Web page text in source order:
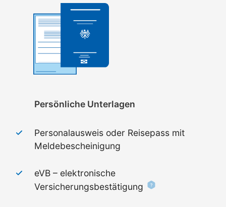
Persönliche Unterlagen
Personalausweis oder Reisepass mit
Meldebescheinigung
eVB – elektronische
Versicherungsbestätigung